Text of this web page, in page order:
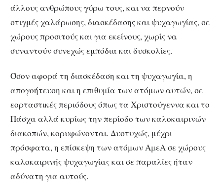
άλλους ανθρώπους γύρω τους, και να περνούν
στιγμές χαλάρωσης, διασκέδασης και ψυχαγωγίας, σε
χώρους προσιτούς και για εκείνους, χωρίς να
συναντούν συνεχώς εμπόδια και δυσκολίες.
Όσον αφορά τη διασκέδαση και τη ψυχαγωγία, η
απογοήτευση και η επιθυμία των ατόμων αυτών, σε
εορταστικές περιόδους όπως τα Χριστούγεννα και το
Πάσχα αλλά κυρίως την περίοδο των καλοκαιρινών
διακοπών, κορυφώνονται. Δυστυχώς, μέχρι
πρόσφατα, η επίσκεψη των ατόμων ΑμεΑ σε χώρους
καλοκαιρινής ψυχαγωγίας και σε παραλίες ήταν
αδύνατη για αυτούς.